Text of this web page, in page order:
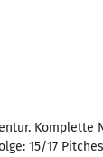
Komplette
15/17